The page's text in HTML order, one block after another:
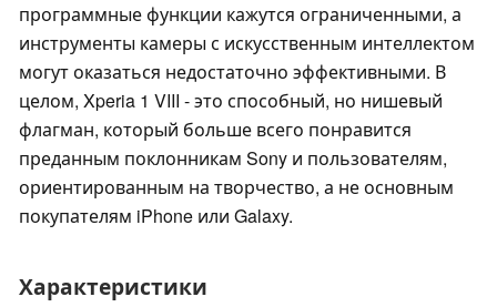
программные функции кажутся ограниченными, а
инструменты камеры с искусственным интеллектом
могут оказаться недостаточно эффективными. В
целом, Xperia 1 VIII - это способный, но нишевый
флагман, который больше всего понравится
преданным поклонникам Sony и пользователям,
ориентированным на творчество, а не основным
покупателям iPhone или Galaxy.
Характеристики